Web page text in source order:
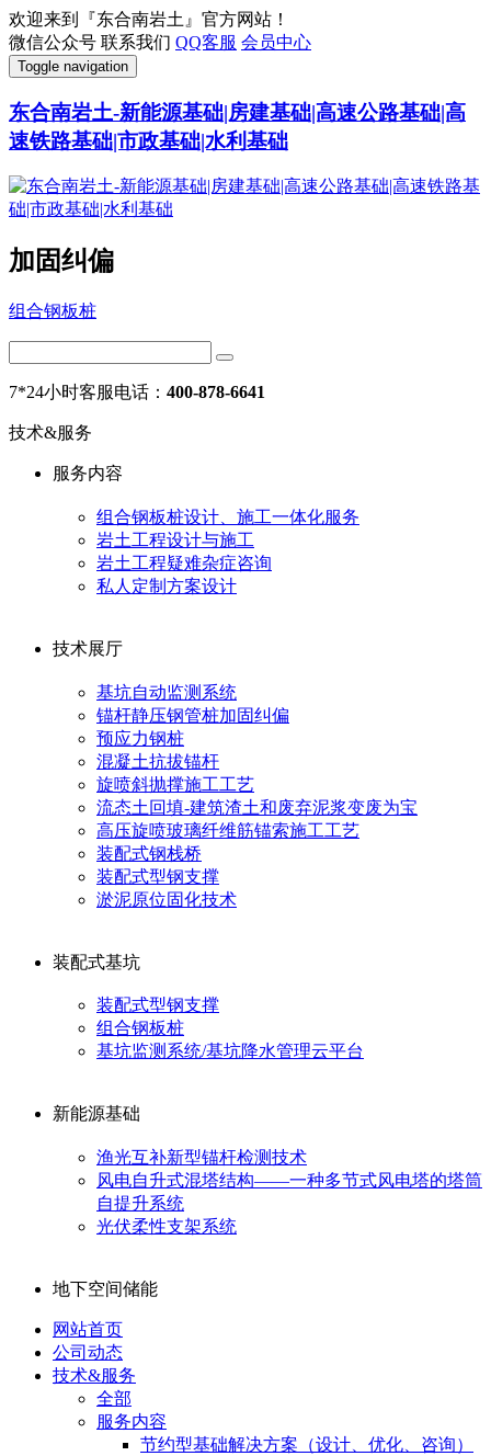
欢迎来到『东合南岩土』官方网站！
微信公众号 联系我们 QQ客服 会员中心
Toggle navigation
东合南岩土-新能源基础|房建基础|高速公路基础|高
速铁路基础|市政基础|水利基础
加固纠偏
组合钢板桩
7*24小时客服电话： 400-878-6641
技术&服务
服务内容
组合钢板桩设计、施工一体化服务
岩土工程设计与施工
岩土工程疑难杂症咨询
私人定制方案设计
技术展厅
基坑自动监测系统
锚杆静压钢管桩加固纠偏
预应力钢桩
混凝土抗拔锚杆
旋喷斜抛撑施工工艺
流态土回填-建筑渣土和废弃泥浆变废为宝
高压旋喷玻璃纤维筋锚索施工工艺
装配式钢栈桥
装配式型钢支撑
淤泥原位固化技术
装配式基坑
装配式型钢支撑
组合钢板桩
基坑监测系统/基坑降水管理云平台
新能源基础
渔光互补新型锚杆检测技术
风电自升式混塔结构——一种多节式风电塔的塔筒
自提升系统
光伏柔性支架系统
地下空间储能
网站首页
公司动态
技术&服务
全部
服务内容
节约型基础解决方案（设计、优化、咨询）